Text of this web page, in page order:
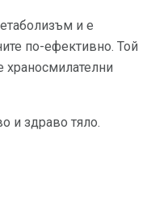
и е
по-ефективно. Той
храносмилателни
и здраво тяло.